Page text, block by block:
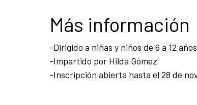
Más información
-Dirigido a niñas y niños de 6 a 12
-Impartido por Hilda Gómez
-Inscripción abierta hasta el 28 de